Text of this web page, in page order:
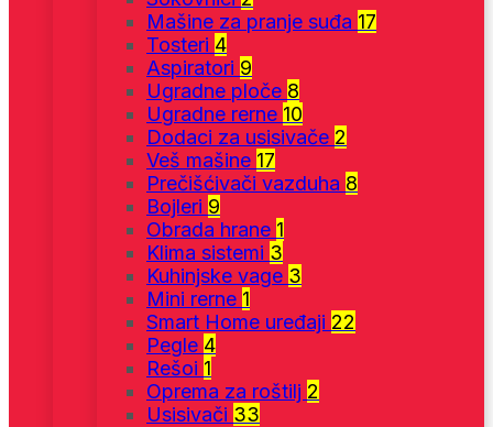
Mašine za pranje suđa 17
Tosteri 4
Aspiratori 9
Ugradne ploče 8
Ugradne rerne 10
Dodaci za usisivače 2
Veš mašine 17
Prečišćivači vazduha 8
Bojleri 9
Obrada hrane 1
Klima sistemi 3
Kuhinjske vage 3
Mini rerne 1
Smart Home uređaji 22
Pegle 4
Rešoi 1
Oprema za roštilj 2
Usisivači 33